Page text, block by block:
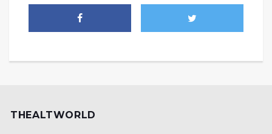
THEALTWORLD